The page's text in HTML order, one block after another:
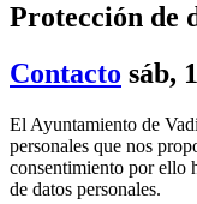
Protección de
Contacto sáb,
El Ayuntamiento de
personales que nos
consentimiento por ello
de datos personales.